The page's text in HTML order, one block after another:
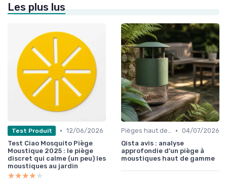
Les plus lus
Test Produit • 12/06/2026
Test Ciao Mosquito Piège
Moustique 2025 : le piège
discret qui calme (un peu) les
moustiques au jardin
★★★★★
★★★★★
Pièges haut de gamme • 04/07/2026
Qista avis : analyse
approfondie d’un piège à
moustiques haut de gamme